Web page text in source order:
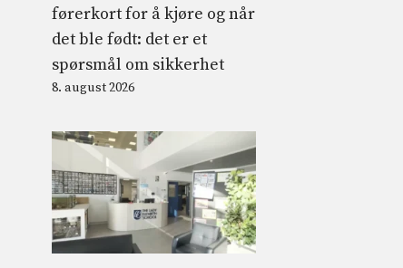
førerkort for å kjøre og når
det ble født: det er et
spørsmål om sikkerhet
8. august 2026